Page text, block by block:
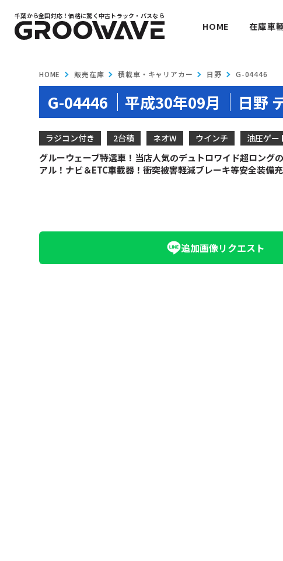
千葉から全国対応！価格に驚く中古トラック・バスなら
HOME 在庫車
HOME 販売在庫 積載車・キャリアカー 日野 G-04446
G-04446 平成30年09月 日野
ラジコン付き 2台積 ネオW ウインチ 油圧ゲー
グルーウェーブ特選車！当店人気のデュトロワイド超ロン
アル！ナビ＆ETC車載器！衝突被害軽減ブレーキ等安全装備
追加画像リクエスト